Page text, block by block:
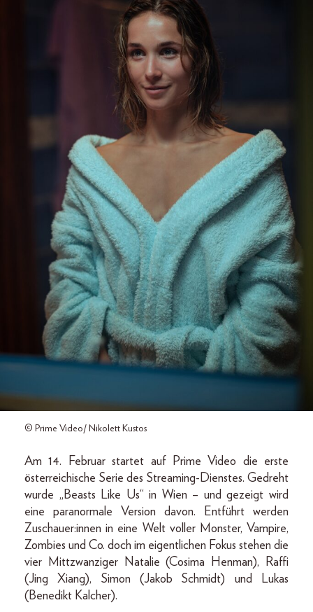
© Prime Video/ Nikolett Kustos
Am 14. Februar startet auf Prime Video die erste
österreichische Serie des Streaming-Dienstes. Gedreht
wurde „Beasts Like Us“ in Wien – und gezeigt wird
eine paranormale Version davon. Entführt werden
Zuschauer:innen in eine Welt voller Monster, Vampire,
Zombies und Co. doch im eigentlichen Fokus stehen die
vier Mittzwanziger Natalie (Cosima Henman), Raffi
(Jing Xiang), Simon (Jakob Schmidt) und Lukas
(Benedikt Kalcher).